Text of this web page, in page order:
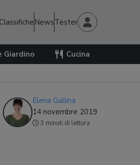
Classifiche NewsTester
Giardino Cucina
Elena Gallina
14 novembre 2019
3 minuti di lettura